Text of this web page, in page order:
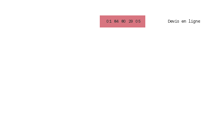
01 84 80 29 05 Devis en ligne